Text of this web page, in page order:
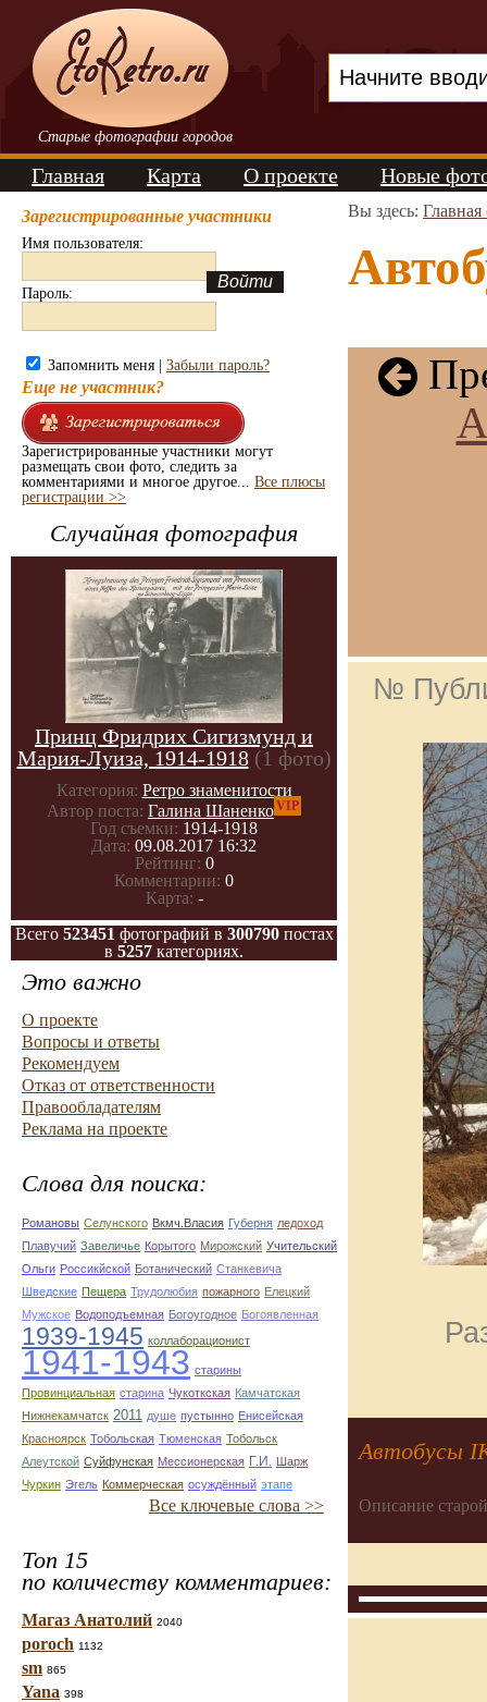
Старые фотографии городов
Главная Карта О проекте Новые
Зарегистрированные участники
Имя пользователя:
Пароль:
Запомнить меня | Забыли пароль?
Еще не участник?
Зарегистрированные участники могут
размещать свои фото, следить за
комментариями и многое другое... Все плюсы
регистрации >>
Случайная фотография
Принц Фридрих Сигизмунд и
Мария-Луиза, 1914-1918 (1 фото)
Категория: Ретро знаменитости
Автор поста: Галина ШаненкоVIP
Год съемки: 1914-1918
Дата: 09.08.2017 16:32
Рейтинг: 0
Комментарии: 0
Карта: -
Всего 523451 фотографий в 300790постах
в 5257 категориях.
Это важно
О проекте
Вопросы и ответы
Рекомендуем
Отказ от ответственности
Правообладателям
Реклама на проекте
Слова для поиска:
Романовы Селунского Вкмч.Власия Губерня ледоход
Плавучий Завеличье Корытого Мирожский Учительский
Ольги Россикйской Ботанический Станкевича
Шведские Пещера Трудолюбия пожарного Елецкий
Мужское Водоподъемная Богоугодное Богоявленная
1939-1945 коллаборационист
1941-1943 старины
Провинциальная старина Чукоткская Камчатская
Нижнекамчатск 2011 душе пустынно Енисейская
Красноярск Тобольская Тюменская Тобольск
Алеутской Суйфунская Мессионерская Г.И. Шарж
Чуркин Эгель Коммерческая осуждённый этапе
Все ключевые слова >>
Топ 15
по количеству комментариев:
Магаз Анатолий 2040
poroch 1132
sm 865
Yana 398
Вы здесь: Главная
№
Автобусы
Описание